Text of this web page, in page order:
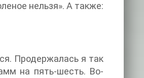
нельзя». А также:
Продержалась я так
на пять-шесть. Во-